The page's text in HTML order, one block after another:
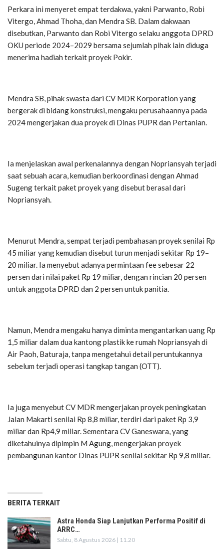
Perkara ini menyeret empat terdakwa, yakni Parwanto, Robi
Vitergo, Ahmad Thoha, dan Mendra SB. Dalam dakwaan
disebutkan, Parwanto dan Robi Vitergo selaku anggota DPRD
OKU periode 2024–2029 bersama sejumlah pihak lain diduga
menerima hadiah terkait proyek Pokir.
Mendra SB, pihak swasta dari CV MDR Korporation yang
bergerak di bidang konstruksi, mengaku perusahaannya pada
2024 mengerjakan dua proyek di Dinas PUPR dan Pertanian.
Ia menjelaskan awal perkenalannya dengan Nopriansyah terjadi
saat sebuah acara, kemudian berkoordinasi dengan Ahmad
Sugeng terkait paket proyek yang disebut berasal dari
Nopriansyah.
Menurut Mendra, sempat terjadi pembahasan proyek senilai Rp
45 miliar yang kemudian disebut turun menjadi sekitar Rp 19–
20 miliar. Ia menyebut adanya permintaan fee sebesar 22
persen dari nilai paket Rp 19 miliar, dengan rincian 20 persen
untuk anggota DPRD dan 2 persen untuk panitia.
Namun, Mendra mengaku hanya diminta mengantarkan uang Rp
1,5 miliar dalam dua kantong plastik ke rumah Nopriansyah di
Air Paoh, Baturaja, tanpa mengetahui detail peruntukannya
sebelum terjadi operasi tangkap tangan (OTT).
Ia juga menyebut CV MDR mengerjakan proyek peningkatan
Jalan Makarti senilai Rp 8,8 miliar, terdiri dari paket Rp 3,9
miliar dan Rp4,9 miliar. Sementara CV Ganeswara, yang
diketahuinya dipimpin M Agung, mengerjakan proyek
pembangunan kantor Dinas PUPR senilai sekitar Rp 9,8 miliar.
BERITA TERKAIT
Astra Honda Siap Lanjutkan Performa Positif di
ARRC…
Sabtu, 8 Agustus 2026 | 11.20